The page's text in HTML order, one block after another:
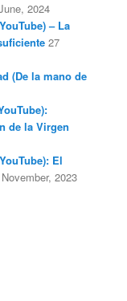
2024
– La
27
(De la mano de
de la Virgen
El
2023